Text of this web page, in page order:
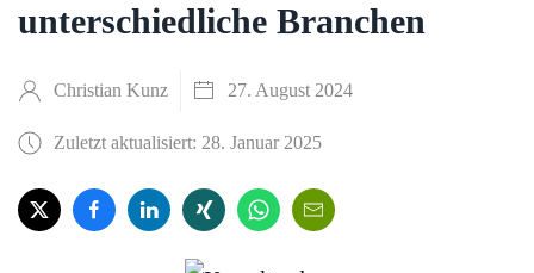
unterschiedliche Branchen
Christian Kunz 27. August 2024
Zuletzt aktualisiert: 28. Januar 2025